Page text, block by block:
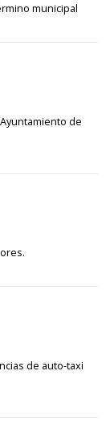
municipal
de
de auto-taxi